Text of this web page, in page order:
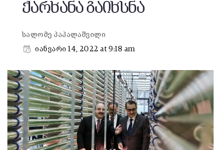
ქარხანა გაიხსნა
სალომე პაპალაშვილი
იანვარი 14, 2022 at 9:18 am